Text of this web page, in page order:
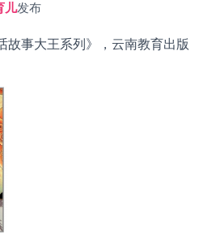
儿发布
故事大王系列》，云南教育出版